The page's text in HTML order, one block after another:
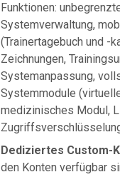
Funktionen:
Systemverwaltung,
(Trainertagebuch und -
Zeichnungen,
Systemanpassung,
Systemmodule
medizinisches Modul,
Dediziertes Custom-
den Konten verfügbar